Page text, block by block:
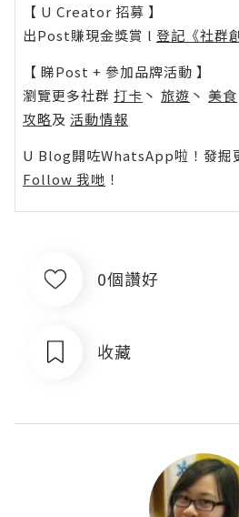
【 U Creator 招募 】
出Post賺現金獎賞 l 登記《社群
【 睇Post + 參加品牌活動 】
瀏覽更多社群 打卡 丶 旅遊 丶 美食
攻略及 活動情報
U Blog開咗WhatsApp啦！發掘
Follow 我哋 ！
0個讚好
收藏